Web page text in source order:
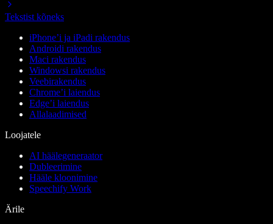
Tekstist kõneks
iPhone’i ja iPadi rakendus
Androidi rakendus
Maci rakendus
Windowsi rakendus
Veebirakendus
Chrome’i laiendus
Edge’i laiendus
Allalaadimised
Loojatele
AI häälegeneraator
Dubleerimine
Hääle kloonimine
Speechify Work
Ärile